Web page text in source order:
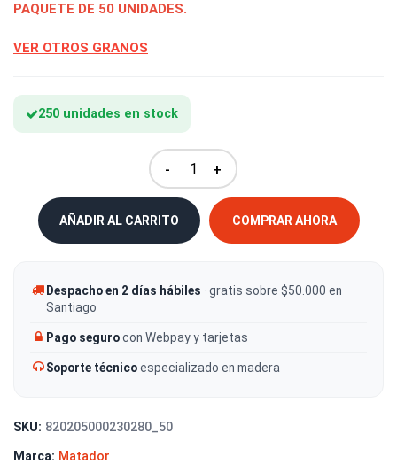
PAQUETE DE 50 UNIDADES.
VER OTROS GRANOS
250 unidades en stock
- +
AÑADIR AL CARRITO COMPRAR AHORA
Despacho en 2 días hábiles · gratis sobre $50.000 en
Santiago
Pago segurocon Webpay y tarjetas
Soporte técnicoespecializado en madera
SKU: 820205000230280_50
Marca: Matador